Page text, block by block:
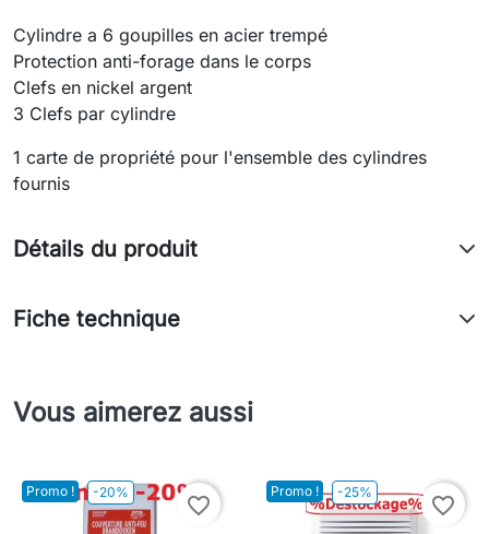
Cylindre a 6 goupilles en acier trempé
Protection anti-forage dans le corps
Clefs en nickel argent
3 Clefs par cylindre
1 carte de propriété pour l'ensemble des cylindres
fournis
Détails du produit
Fiche technique
Vous aimerez aussi
Promo ! -20%
favorite_border
Promo ! -25%
favorite_border